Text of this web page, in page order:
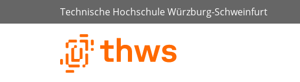
Technische Hochschule Würzburg-Schweinfurt